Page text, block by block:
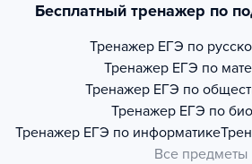
Бесплатный тренажер по
Тренажер ЕГЭ по
Тренажер ЕГЭ по
Тренажер ЕГЭ по
Тренажер ЕГЭ по
Тренажер ЕГЭ по информатике
Все предметы